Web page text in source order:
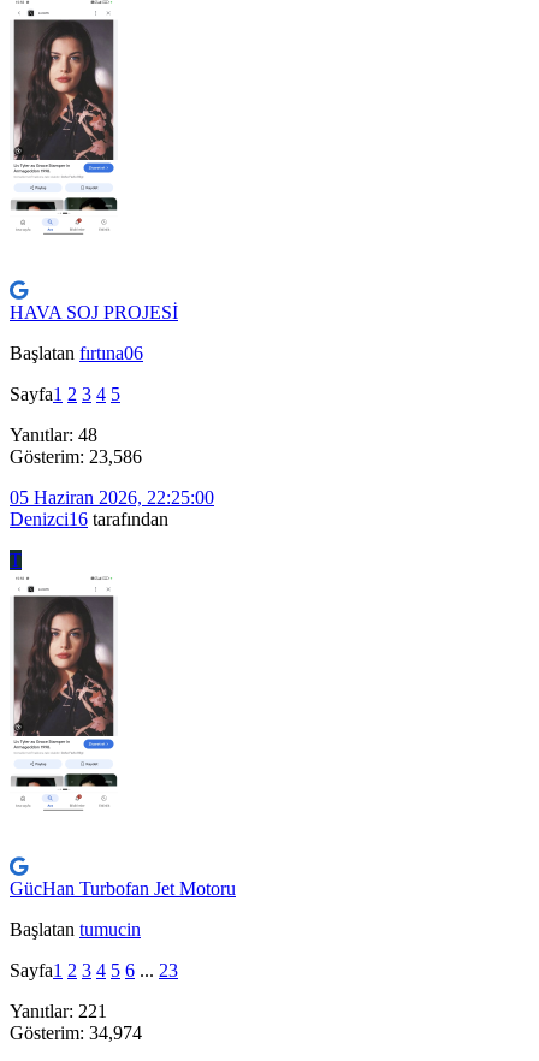
HAVA SOJ PROJESİ
Başlatan fırtına06
Sayfa1 2 3 4 5
Yanıtlar: 48
Gösterim: 23,586
05 Haziran 2026, 22:25:00
Denizci16 tarafından
T
GücHan Turbofan Jet Motoru
Başlatan tumucin
Sayfa1 2 3 4 5 6 ... 23
Yanıtlar: 221
Gösterim: 34,974